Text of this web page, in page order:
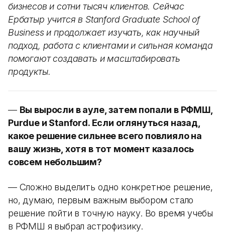
бизнесов и сотни тысяч клиентов. Сейчас
Ербатыр учится в Stanford Graduate School of
Business и продолжает изучать, как научный
подход, работа с клиентами и сильная команда
помогают создавать и масштабировать
продукты.
— Вы выросли в ауле, затем попали в РФМШ,
Purdue и Stanford. Если оглянуться назад,
какое решение сильнее всего повлияло на
вашу жизнь, хотя в тот момент казалось
совсем небольшим?
— Сложно выделить одно конкретное решение,
но, думаю, первым важным выбором стало
решение пойти в точную науку. Во время учебы
в РФМШ я выбрал астрофизику.